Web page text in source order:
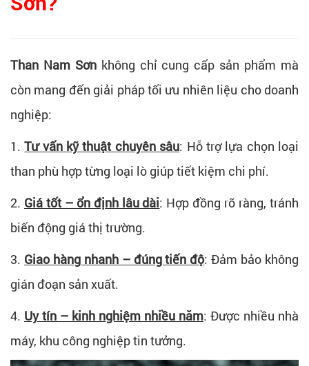
Than Nam Sơnkhông chỉ cung cấp sản phẩm mà
còn mang đến giải pháp tối ưu nhiên liệu cho doanh
nghiệp:
1.Tư vấn kỹ thuật chuyên sâu: Hỗ trợ lựa chọn loại
than phù hợp từng loại lò giúp tiết kiệm chi phí.
2. Giá tốt – ổn định lâu dài: Hợp đồng rõ ràng, tránh
biến động giá thị trường.
3. Giao hàng nhanh – đúng tiến độ: Đảm bảo không
gián đoạn sản xuất.
4. Uy tín – kinh nghiệm nhiều năm: Được nhiều nhà
máy, khu công nghiệp tin tưởng.